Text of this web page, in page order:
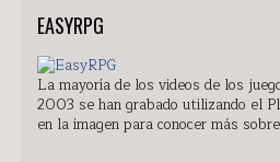
EASYRPG
La mayoría de los videos de los
2003 se han grabado utilizando el
en la imagen para conocer más